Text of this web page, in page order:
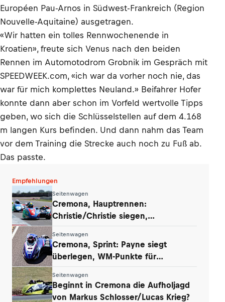
Européen Pau-Arnos in Südwest-Frankreich (Region
Nouvelle-Aquitaine) ausgetragen.
«Wir hatten ein tolles Rennwochenende in
Kroatien», freute sich Venus nach den beiden
Rennen im Automotodrom Grobnik im Gespräch mit
SPEEDWEEK.com, «ich war da vorher noch nie, das
war für mich komplettes Neuland.» Beifahrer Hofer
konnte dann aber schon im Vorfeld wertvolle Tipps
geben, wo sich die Schlüsselstellen auf dem 4.168
m langen Kurs befinden. Und dann nahm das Team
vor dem Training die Strecke auch noch zu Fuß ab.
Das passte.
Empfehlungen
Seitenwagen
Cremona, Hauptrennen:
Christie/Christie siegen,
Seitenwagen
Cremona, Sprint: Payne siegt
überlegen, WM-Punkte für
Seitenwagen
Beginnt in Cremona die Aufholjagd
von Markus Schlosser/Lucas Krieg?